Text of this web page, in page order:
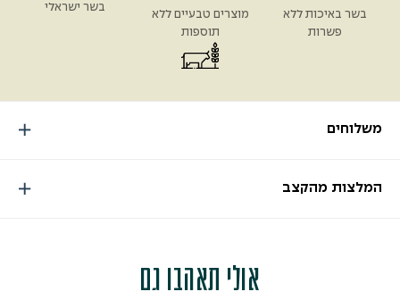
משלוחים
המלצות מהקצב
בשר באיכות ללא
פשרות
מוצרים טבעיים ללא
תוספות
בשר ישראלי
אולי תאהבו גם